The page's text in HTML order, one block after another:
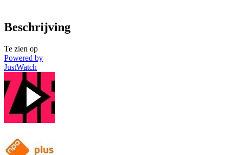
Beschrijving
Te zien op
Powered by
JustWatch